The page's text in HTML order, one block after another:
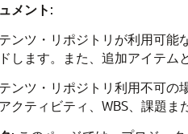
メント:
ンツ・リポジトリが利用可能
します。また、追加アイテム
ンツ・リポジトリ利用不可の
クティビティ、WBS、課題